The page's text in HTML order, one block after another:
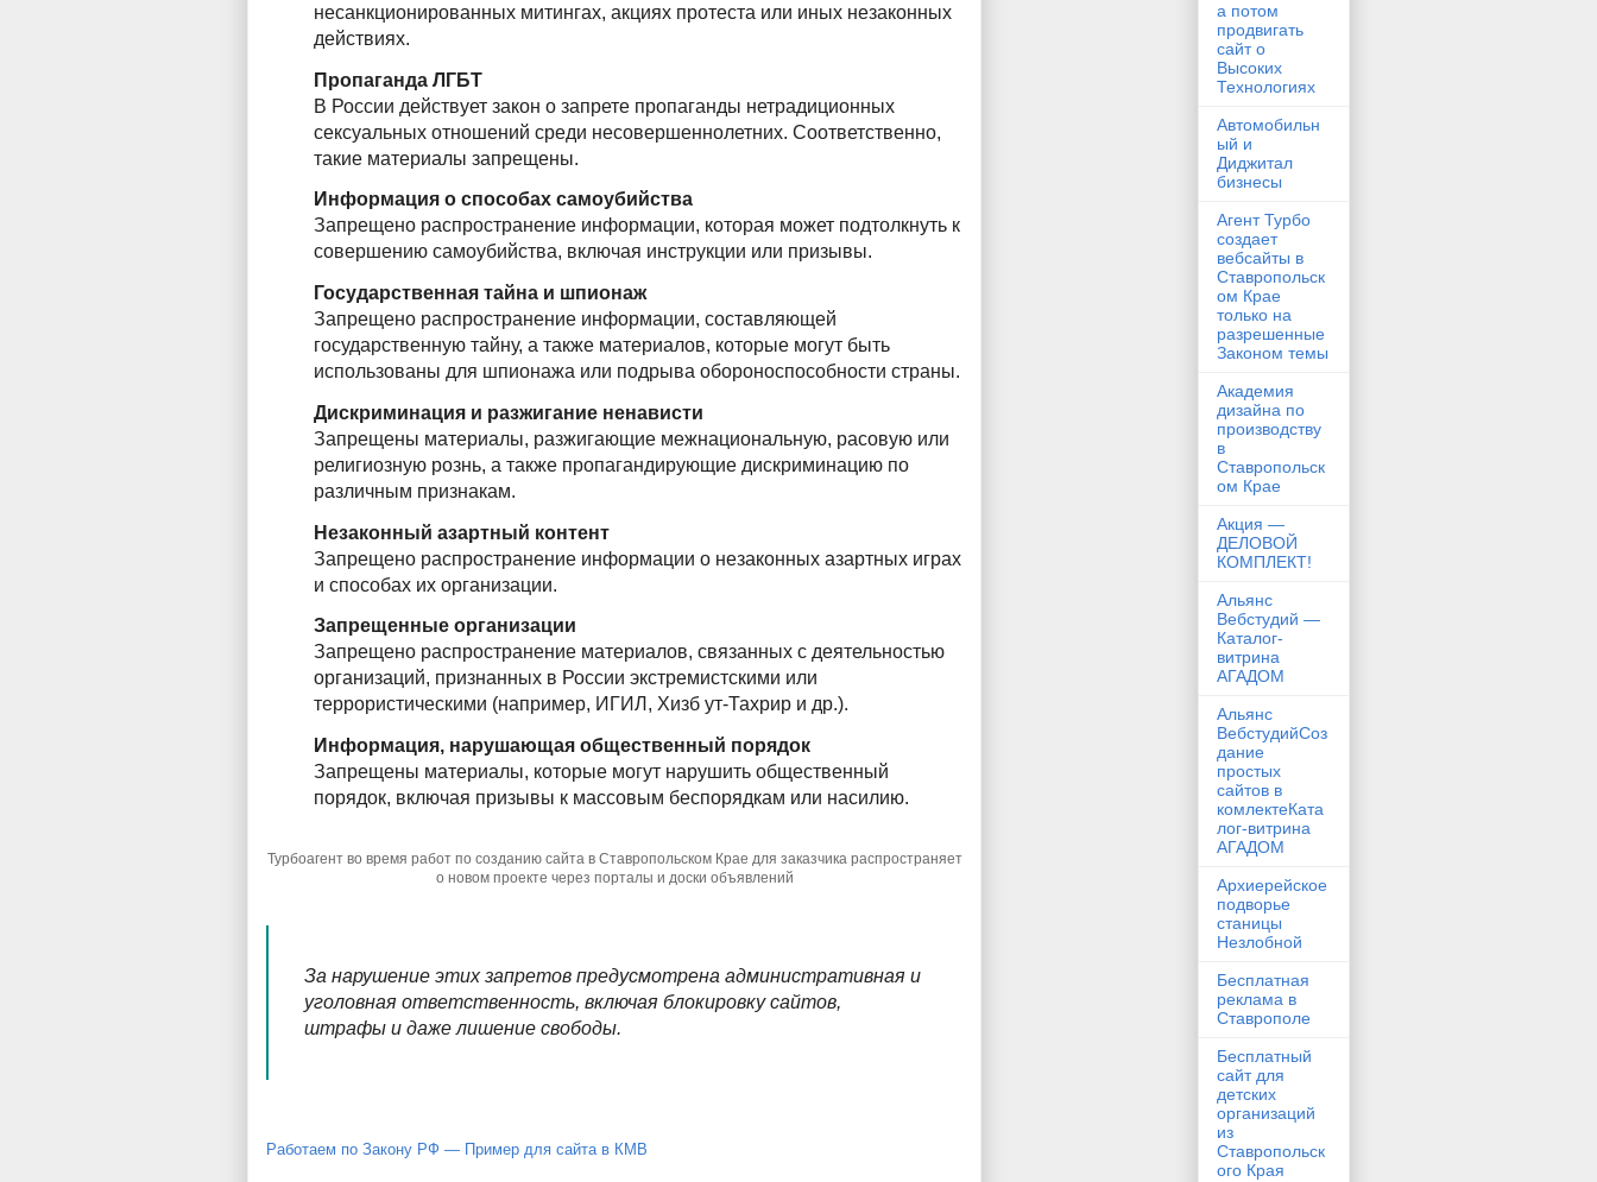
несанкционированных митингах, акциях протеста или иных незаконных
действиях.
Пропаганда ЛГБТ
В России действует закон о запрете пропаганды нетрадиционных
сексуальных отношений среди несовершеннолетних. Соответственно,
такие материалы запрещены.
Информация о способах самоубийства
Запрещено распространение информации, которая может подтолкнуть к
совершению самоубийства, включая инструкции или призывы.
Государственная тайна и шпионаж
Запрещено распространение информации, составляющей
государственную тайну, а также материалов, которые могут быть
использованы для шпионажа или подрыва обороноспособности страны.
Дискриминация и разжигание ненависти
Запрещены материалы, разжигающие межнациональную, расовую или
религиозную рознь, а также пропагандирующие дискриминацию по
различным признакам.
Незаконный азартный контент
Запрещено распространение информации о незаконных азартных играх
и способах их организации.
Запрещенные организации
Запрещено распространение материалов, связанных с деятельностью
организаций, признанных в России экстремистскими или
террористическими (например, ИГИЛ, Хизб ут-Тахрир и др.).
Информация, нарушающая общественный порядок
Запрещены материалы, которые могут нарушить общественный
порядок, включая призывы к массовым беспорядкам или насилию.
Турбоагент во время работ по созданию сайта в Ставропольском Крае для заказчика распространяет
о новом проекте через порталы и доски объявлений
За нарушение этих запретов предусмотрена административная и
уголовная ответственность, включая блокировку сайтов,
штрафы и даже лишение свободы.
Работаем по Закону РФ — Пример для сайта в КМВ
а потом
продвигать
сайт о
Высоких
Технологиях
Автомобильн
ый и
Диджитал
бизнесы
Агент Турбо
создает
вебсайты в
Ставропольск
ом Крае
только на
разрешенные
Законом темы
Академия
дизайна по
производству
в
Ставропольск
ом Крае
Акция —
ДЕЛОВОЙ
КОМПЛЕКТ!
Альянс
Вебстудий —
Каталог-
витрина
АГАДОМ
Альянс
ВебстудийСоз
дание
простых
сайтов в
комлектеКата
лог-витрина
АГАДОМ
Архиерейское
подворье
станицы
Незлобной
Бесплатная
реклама в
Ставрополе
Бесплатный
сайт для
детских
организаций
из
Ставропольск
ого Края